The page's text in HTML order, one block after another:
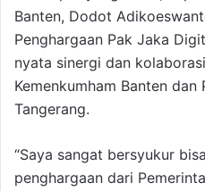
Banten, Dodot
Penghargaan Pak Jaka
nyata sinergi dan
Kemenkumham Banten
Tangerang.
“Saya sangat bersyukur
penghargaan dari